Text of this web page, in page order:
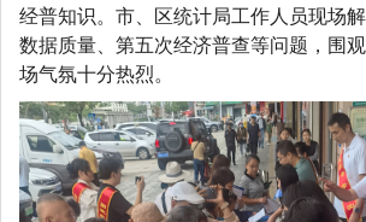
经普知识。市、区统计局工作人员现场
数据质量、第五次经济普查等问题，围
场气氛十分热烈。